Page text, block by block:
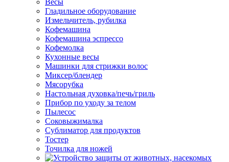
Весы
Гладильное оборудование
Измельчитель, рубилка
Кофемашина
Кофемашина эспрессо
Кофемолка
Кухонные весы
Машинки для стрижки волос
Миксер/блендер
Мясорубка
Настольная духовка/печь/гриль
Прибор по уходу за телом
Пылесос
Соковыжималка
Сублиматор для продуктов
Тостер
Точилка для ножей